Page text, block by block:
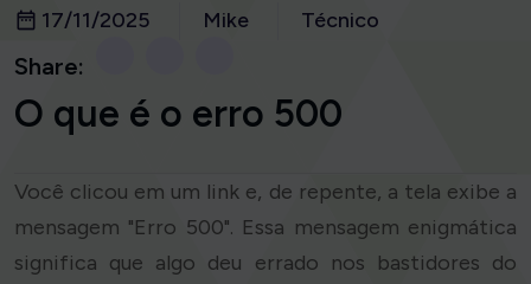
17/11/2025 Mike Técnico
Share:
O que é o erro 500
Você clicou em um link e, de repente, a tela exibe a
mensagem "Erro 500". Essa mensagem enigmática
significa que algo deu errado nos bastidores do